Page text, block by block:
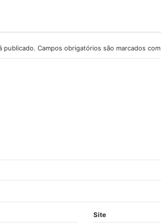
publicado. Campos obrigatórios são marcados com
Site